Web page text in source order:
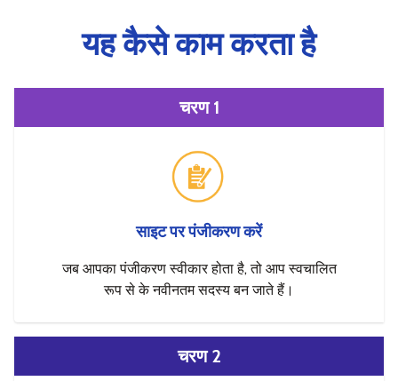
यह कैसे काम करता है
चरण 1
साइट पर पंजीकरण करें
जब आपका पंजीकरण स्वीकार होता है, तो आप स्वचालित
रूप से के नवीनतम सदस्य बन जाते हैं।
चरण 2